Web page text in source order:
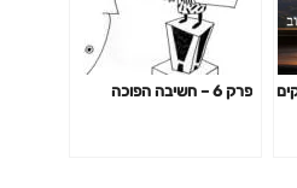
פרק 6 – חשיבה הפוכה